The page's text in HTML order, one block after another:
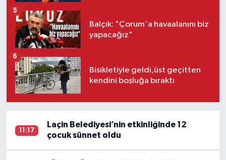
Balçık: "Çorum'a havaalanını biz
yapacağız"
5
Bisikletiyle geldi,üst geçitten
kendini boşluğa bıraktı
6
11:17
Laçin Belediyesi’nin etkinliğinde 12
çocuk sünnet oldu